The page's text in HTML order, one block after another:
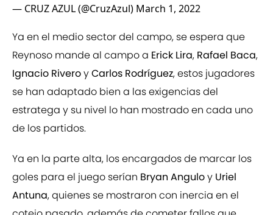
— CRUZ AZUL (@CruzAzul) March 1, 2022
Ya en el medio sector del campo, se espera que
Reynoso mande al campo a Erick Lira, Rafael Baca,
Ignacio RiveroyCarlos Rodríguez, estos jugadores
se han adaptado bien a las exigencias del
estratega y su nivel lo han mostrado en cada uno
de los partidos.
Ya en la parte alta, los encargados de marcar los
goles para el juego serían Bryan Anguloy Uriel
Antuna, quienes se mostraron con inercia en el